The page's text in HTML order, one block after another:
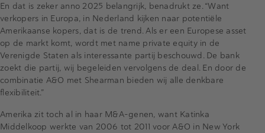
En dat is zeker anno 2025 belangrijk, benadrukt ze. “Want
verkopers in Europa, in Nederland kijken naar potentiële
Amerikaanse kopers, dat is de trend. Als er een Europese asset
op de markt komt, wordt met name private equity in de
Verenigde Staten als interessante partij beschouwd. De bank
zoekt die partij, wij begeleiden vervolgens de deal. En door de
combinatie A&O met Shearman bieden wij alle denkbare
flexibiliteit.”
Amerika zit toch al in haar M&A-genen, want Katinka
Middelkoop werkte van 2006 tot 2011 voor A&O in New York